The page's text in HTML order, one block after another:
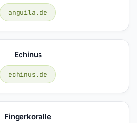
anguila.de
Echinus
echinus.de
Fingerkoralle